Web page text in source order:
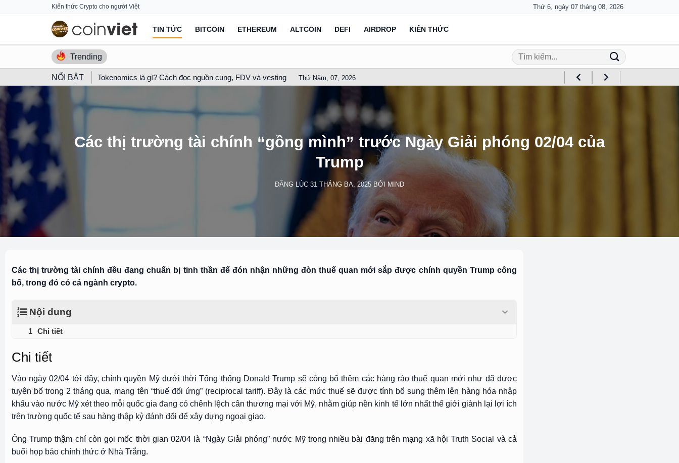
Kiến thức Crypto cho người Việt Thứ 6, ngày 07 tháng 08, 2026
TIN TỨC BITCOIN ETHEREUM ALTCOIN DEFI AIRDROP KIẾN THỨC
Trending
NỔI BẬT Tokenomics là gì? Cách đọc nguồn cung, FDV và vesting Thứ Năm, 07, 2026
Các thị trường tài chính “gồng mình” trước Ngày Giải phóng 02/04 của
Trump
ĐĂNG LÚC 31 THÁNG BA, 2025 BỞI MIND
Các thị trường tài chính đều đang chuẩn bị tinh thần để đón nhận những đòn thuế quan mới sắp được chính quyền Trump công
bố, trong đó có cả ngành crypto.
Nội dung
Chi tiết
Chi tiết
Vào ngày 02/04 tới đây, chính quyền Mỹ dưới thời Tổng thống Donald Trump sẽ công bố thêm các hàng rào thuế quan mới như đã được
tuyên bố trong 2 tháng qua, mang tên “thuế đối ứng” (reciprocal tariff). Đây là các mức thuế sẽ được tính bổ sung thêm lên hàng hóa nhập
khẩu vào nước Mỹ xét theo mỗi quốc gia đang có chênh lệch cân thương mại với Mỹ, nhằm giúp nền kinh tế lớn nhất thế giới giành lại lợi ích
trên trường quốc tế sau hàng thập kỷ đánh đổi để xây dựng ngoại giao.
Ông Trump thậm chí còn gọi mốc thời gian 02/04 là “Ngày Giải phóng” nước Mỹ trong nhiều bài đăng trên mạng xã hội Truth Social và cả
buổi họp báo chính thức ở Nhà Trắng.